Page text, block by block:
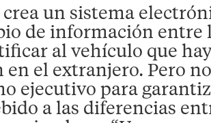
un sistema
de información entre
al vehículo que
el extranjero. Pero
ejecutivo para
a las diferencias